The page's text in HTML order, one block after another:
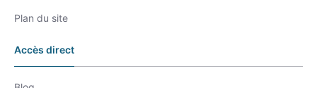
Plan du site
Accès direct